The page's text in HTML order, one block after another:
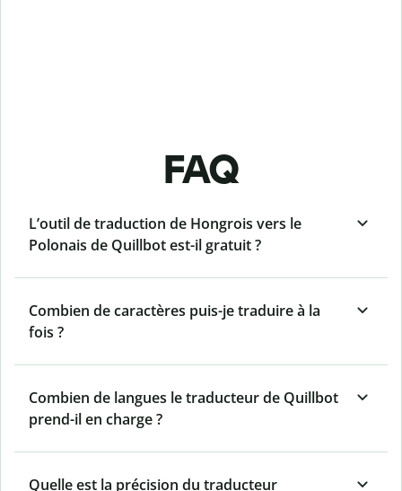
FAQ
L’outil de traduction de Hongrois vers le
Polonais de Quillbot est-il gratuit ?
Combien de caractères puis-je traduire à la
fois ?
Combien de langues le traducteur de Quillbot
prend-il en charge ?
Quelle est la précision du traducteur